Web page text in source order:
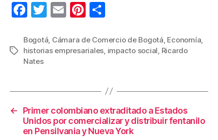
F
c
e
o
o
k
T
tt
er
E
ail
Pi
er
e
m
p
tir
Etiquetas
Bogotá Cámara de Comercio de Bogotá Economía
historias empresariales impacto social Ricardo
Nates
←
Primer colombiano extraditado a Estados
Unidos por comercializar y distribuir fentanilo
en Pensilvania y Nueva York